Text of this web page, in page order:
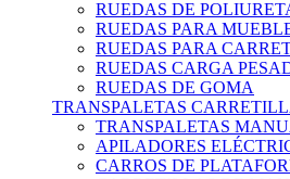
RUEDAS DE
RUEDAS PARA
RUEDAS PARA
RUEDAS CARGA
RUEDAS DE GOMA
TRANSPALETAS
TRANSPALETAS
APILADORES
CARROS DE